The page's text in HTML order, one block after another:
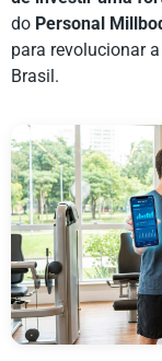
do Personal
para revolucionar
Brasil.